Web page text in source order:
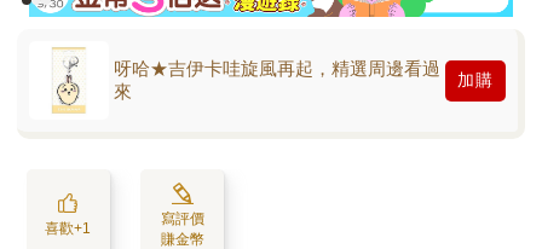
呀哈★吉伊卡哇旋風再起，精選周邊看過
來
加購
喜歡+1
寫評價
賺金幣